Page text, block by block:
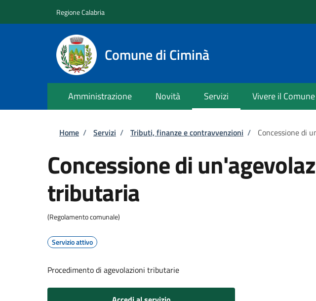
Regione Calabria
Comune di Ciminà
Amministrazione Novità Servizi Vivere il Comune
Briciole di pane
Home / Servizi / Tributi, finanze e contravvenzioni / Concessione di
Concessione di
tributaria
(Regolamento comunale)
Servizio attivo
Procedimento di agevolazioni tributarie